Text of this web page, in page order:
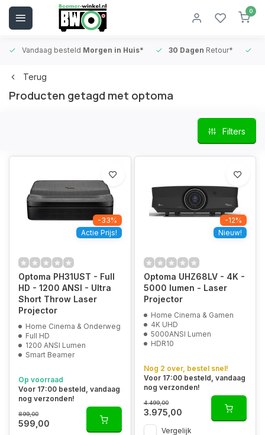
0
Vandaag besteld Morgen in Huis* 30 Dagen Retour*
Terug
Producten getagd met optoma
Filters
-33%
Actie Prijs!
Optoma PH31UST - Full
HD - 1200 ANSI - Ultra
Short Throw Laser
Projector
Home Cinema & Onderweg
Full HD
1200 ANSI Lumen
Smart Beamer
Op voorraad
Voor 17:00 besteld, vandaag
nog verzonden!
899,00
599,00
-12%
Nieuw!
Optoma UHZ68LV - 4K -
5000 lumen - Laser
Projector
Home Cinema & Gamen
4K UHD
5000ANSI Lumen
HDR10
Nog 2 over, bestel snel!
Voor 17:00 besteld, vandaag
nog verzonden!
4.499,00
3.975,00
Vergelijk